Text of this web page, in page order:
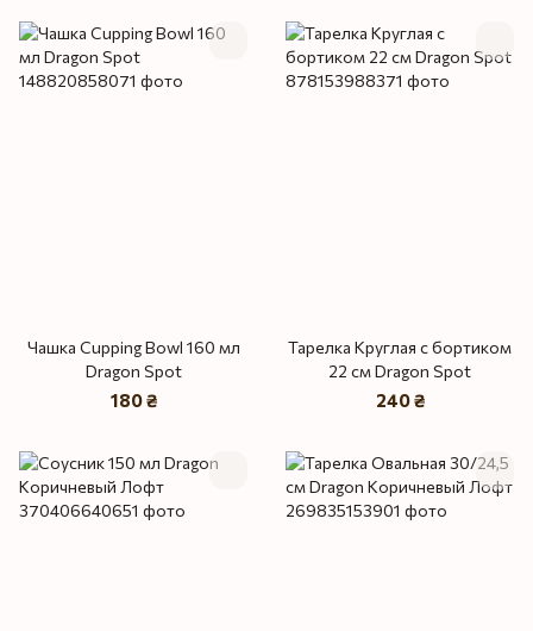
Чашка Cupping Bowl 160 мл
Dragon Spot
180 ₴
Тарелка Круглая с бортиком
22 см Dragon Spot
240 ₴